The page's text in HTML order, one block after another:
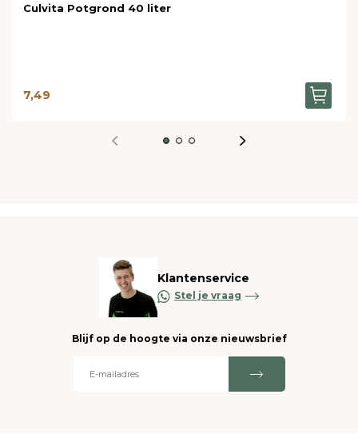
Culvita Potgrond 40 liter
7,49
Klantenservice
Stel je vraag
Blijf op de hoogte via onze nieuwsbrief